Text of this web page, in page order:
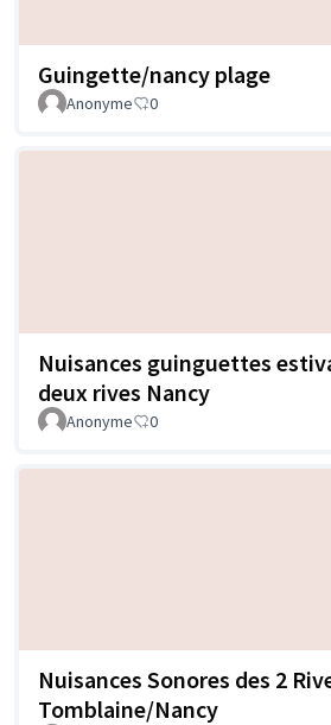
Guingette/nancy plage
Anonyme 0
Nuisances guinguettes
deux rives Nancy
Anonyme 0
Nuisances Sonores des 2
Tomblaine/Nancy